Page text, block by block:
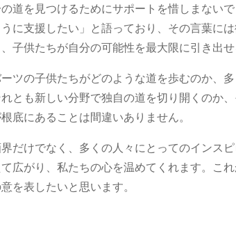
道を見つけるためにサポートを惜しまない
に支援したい」と語っており、その言葉に
子供たちが自分の可能性を最大限に引き出
ツの子供たちがどのような道を歩むのか、
とも新しい分野で独自の道を切り開くのか
底にあることは間違いありません。
だけでなく、多くの人々にとってのインス
広がり、私たちの心を温めてくれます。こ
を表したいと思います。